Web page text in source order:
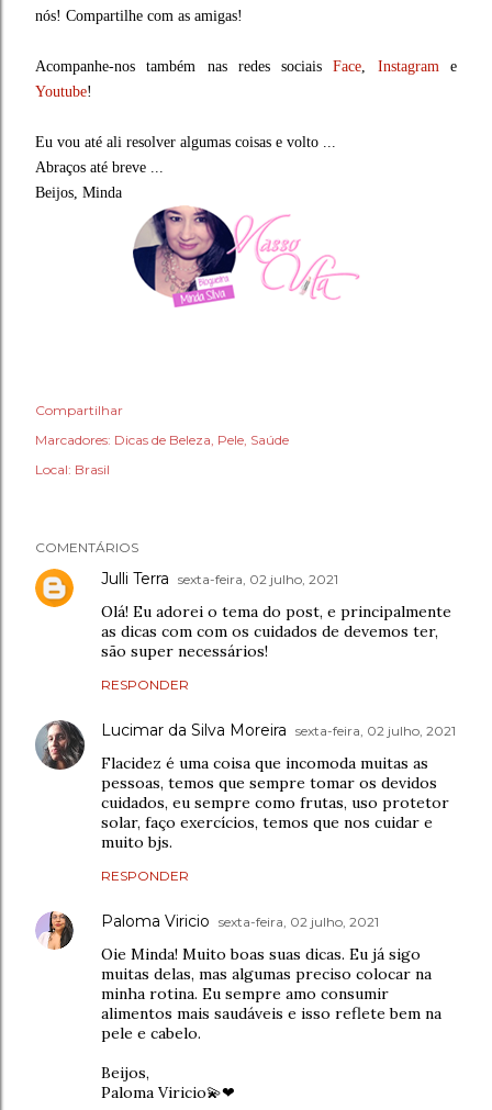
nós! Compartilhe com as amigas!
Acompanhe-nos também nas redes sociaisFace Instagram e
Youtube!
Eu vou até ali resolver algumas coisas e volto ...
Abraços até breve ...
Beijos, Minda
Compartilhar
Marcadores: Dicas de Beleza Pele Saúde
Local: Brasil
COMENTÁRIOS
Julli Terra sexta-feira, 02 julho, 2021
Olá! Eu adorei o tema do post, e principalmente
as dicas com com os cuidados de devemos ter,
são super necessários!
RESPONDER
Lucimar da Silva Moreira sexta-feira, 02 julho, 2021
Flacidez é uma coisa que incomoda muitas as
pessoas, temos que sempre tomar os devidos
cuidados, eu sempre como frutas, uso protetor
solar, faço exercícios, temos que nos cuidar e
muito bjs.
RESPONDER
Paloma Viricio sexta-feira, 02 julho, 2021
Oie Minda! Muito boas suas dicas. Eu já sigo
muitas delas, mas algumas preciso colocar na
minha rotina. Eu sempre amo consumir
alimentos mais saudáveis e isso reflete bem na
pele e cabelo.
Beijos,
Paloma Viricio💫❤